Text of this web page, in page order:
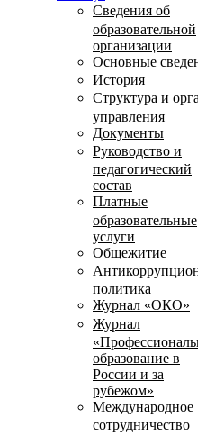
Сведения об
образовательной
организации
Основные
История
Структура и
управления
Документы
Руководство и
педагогический
состав
Платные
образовательные
услуги
Общежитие
политика
Журнал «ОКО»
Журнал
образование в
России и за
рубежом»
Международное
сотрудничество